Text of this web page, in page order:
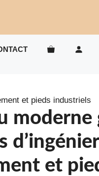
et pieds industriels
et